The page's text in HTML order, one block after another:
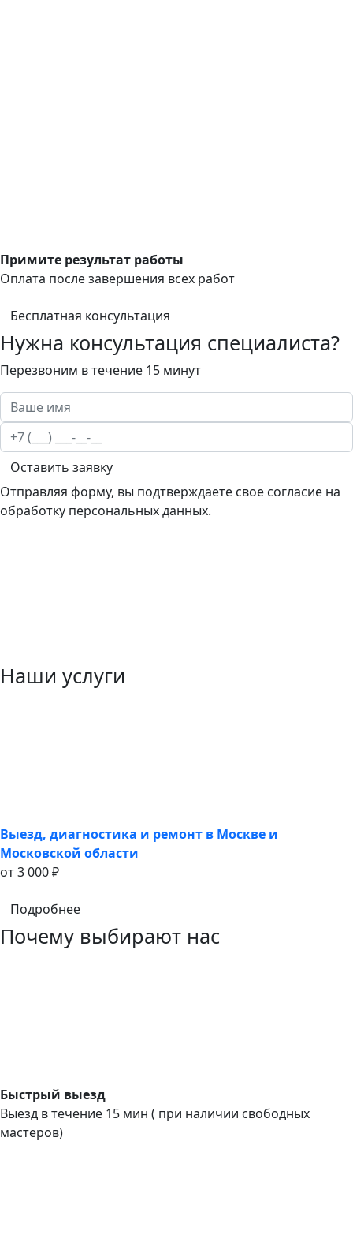
Примите результат работы
Оплата после завершения всех работ
Бесплатная консультация
Нужна консультация специалиста?
Перезвоним в течение 15 минут
Оставить заявку
Отправляя форму, вы подтверждаете свое согласие на
обработку персональных данных.
Наши услуги
Выезд, диагностика и ремонт в Москве и
Московской области
oт 3 000 ₽
Подробнее
Почему выбирают нас
Быстрый выезд
Выезд в течение 15 мин ( при наличии свободных
мастеров)